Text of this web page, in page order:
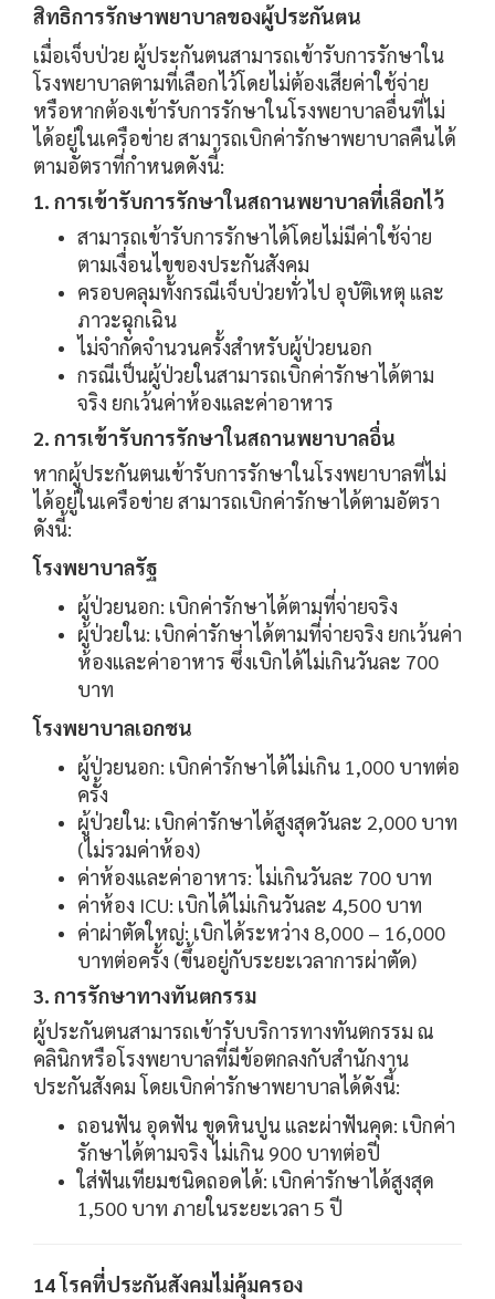
สิทธิการรักษาพยาบาลของผู้ประกันตน
เมื่อเจ็บป่วย ผู้ประกันตนสามารถเข้ารับการรักษาใน
โรงพยาบาลตามที่เลือกไว้โดยไม่ต้องเสียค่าใช้จ่าย
หรือหากต้องเข้ารับการรักษาในโรงพยาบาลอื่นที่ไม่
ได้อยู่ในเครือข่าย สามารถเบิกค่ารักษาพยาบาลคืนได้
ตามอัตราที่กำหนดดังนี้:
1. การเข้ารับการรักษาในสถานพยาบาลที่เลือกไว้
สามารถเข้ารับการรักษาได้โดยไม่มีค่าใช้จ่าย
ตามเงื่อนไขของประกันสังคม
ครอบคลุมทั้งกรณีเจ็บป่วยทั่วไป อุบัติเหตุ และ
ภาวะฉุกเฉิน
ไม่จำกัดจำนวนครั้งสำหรับผู้ป่วยนอก
กรณีเป็นผู้ป่วยในสามารถเบิกค่ารักษาได้ตาม
จริง ยกเว้นค่าห้องและค่าอาหาร
2. การเข้ารับการรักษาในสถานพยาบาลอื่น
หากผู้ประกันตนเข้ารับการรักษาในโรงพยาบาลที่ไม่
ได้อยู่ในเครือข่าย สามารถเบิกค่ารักษาได้ตามอัตรา
ดังนี้:
โรงพยาบาลรัฐ
ผู้ป่วยนอก: เบิกค่ารักษาได้ตามที่จ่ายจริง
ผู้ป่วยใน: เบิกค่ารักษาได้ตามที่จ่ายจริง ยกเว้นค่า
ห้องและค่าอาหาร ซึ่งเบิกได้ไม่เกินวันละ 700
บาท
โรงพยาบาลเอกชน
ผู้ป่วยนอก: เบิกค่ารักษาได้ไม่เกิน 1,000 บาทต่อ
ครั้ง
ผู้ป่วยใน: เบิกค่ารักษาได้สูงสุดวันละ 2,000 บาท
(ไม่รวมค่าห้อง)
ค่าห้องและค่าอาหาร: ไม่เกินวันละ 700 บาท
ค่าห้อง ICU: เบิกได้ไม่เกินวันละ 4,500 บาท
ค่าผ่าตัดใหญ่: เบิกได้ระหว่าง 8,000 – 16,000
บาทต่อครั้ง (ขึ้นอยู่กับระยะเวลาการผ่าตัด)
3. การรักษาทางทันตกรรม
ผู้ประกันตนสามารถเข้ารับบริการทางทันตกรรม ณ
คลินิกหรือโรงพยาบาลที่มีข้อตกลงกับสำนักงาน
ประกันสังคม โดยเบิกค่ารักษาพยาบาลได้ดังนี้:
ถอนฟัน อุดฟัน ขูดหินปูน และผ่าฟันคุด: เบิกค่า
รักษาได้ตามจริง ไม่เกิน 900 บาทต่อปี
ใส่ฟันเทียมชนิดถอดได้: เบิกค่ารักษาได้สูงสุด
1,500 บาท ภายในระยะเวลา 5 ปี
14 โรคที่ประกันสังคมไม่คุ้มครอง